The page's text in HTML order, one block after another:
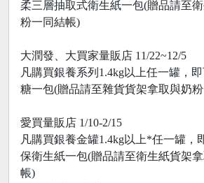
柔三層抽取式衛生紙一包(贈品請至
粉一同結帳)
大潤發、大買家量販店 11/22~12/5
凡購買銀養系列1.4kg以上任一罐，
糖一包(贈品請至雜貨貨架拿取與奶
愛買量販店 1/10-2/15
凡購買銀養金罐1.4kg以上*任一罐，
保衛生紙一包(贈品請至衛生紙貨架
帳)